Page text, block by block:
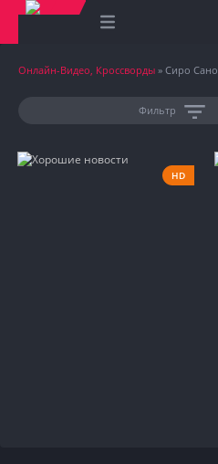
Онлайн-Видео, Кроссворды » Сиро Сано
Фильтр
HD